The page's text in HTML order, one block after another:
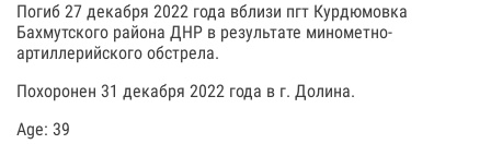
Погиб 27 декабря 2022 года вблизи пгт Курдюмовка
Бахмутского района ДНР в результате минометно-
артиллерийского обстрела.
Похоронен 31 декабря 2022 года в г. Долина.
Age: 39